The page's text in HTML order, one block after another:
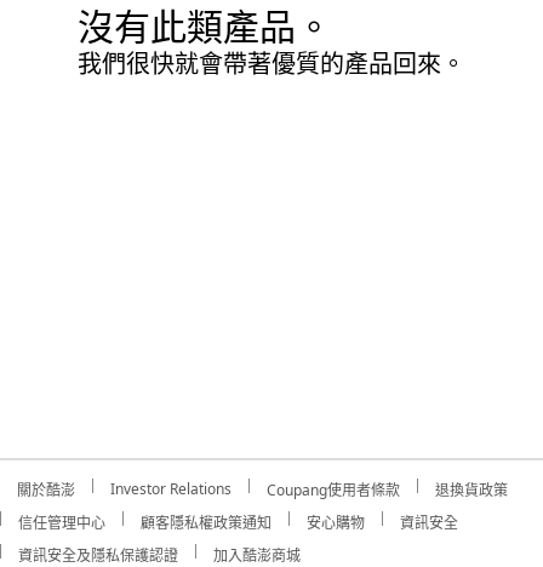
沒有此類產品。
我們很快就會帶著優質的產品回來。
關於酷澎 Investor Relations Coupang使用者條款
退換貨政策
信任管理中心
顧客隱私權政策通知 安心購物
資訊安全
資訊安全及隱私保護認證
加入酷澎商城